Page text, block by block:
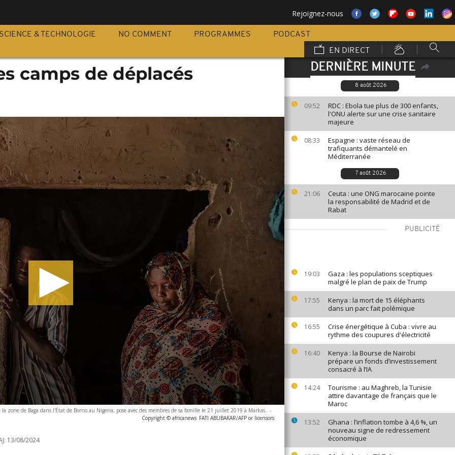
Rejoignez-nous
SCIENCE & TECHNOLOGIE NO COMMENT PROGRAMMES
PODCAST
EN DIRECT
DERNIÈRE MINUTE
8 août 2026
09:52
RDC : Ebola tue plus de 300 enfants,
l'ONU alerte sur une crise sanitaire
majeure
08:33
Espagne : vaste réseau de
trafiquants démantelé en
Méditerranée
7 août 2026
21:06
Ceuta : une ONG marocaine pointe
la responsabilité de Madrid et de
Rabat
PUBLICITÉ
19:03
Gaza : les populations sceptiques
malgré le plan de paix de Trump
17:55
Kenya : la mort de 15 éléphants
dans un parc fait polémique
16:55
Crise énergétique à Cuba : vivre au
rythme des coupures d'électricité
16:40
Kenya : la Bourse de Nairobi
prépare un fonds d’investissement
consacré à l’IA
14:24
Tourisme : au Maghreb, la Tunisie
attire davantage de français que le
Maroc
13:52
Ghana : l’inflation tombe à 4,6 %, un
nouveau signe de redressement
économique
camps de déplacés
zone de Baga dans l'État de Borno au Nigeria, pose avec des membres de sa famille le 21 juillet 2019 à Markas. -
Copyright © africanews FATI ABUBAKAR/AFP or licensors
13/08/2024